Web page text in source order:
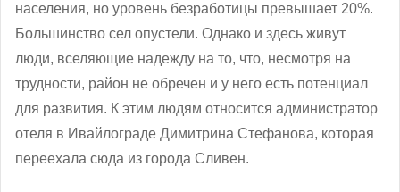
населения, но уровень безработицы превышает 20%.
Большинство сел опустели. Однако и здесь живут
люди, вселяющие надежду на то, что, несмотря на
трудности, район не обречен и у него есть потенциал
для развития. К этим людям относится администратор
отеля в Ивайлограде Димитрина Стефанова, которая
переехала сюда из города Сливен.